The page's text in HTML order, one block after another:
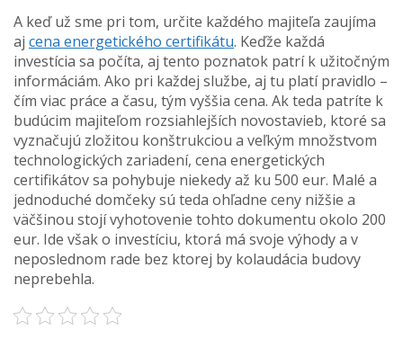
A keď už sme pri tom, určite každého majiteľa zaujíma
aj cena energetického certifikátu. Keďže každá
investícia sa počíta, aj tento poznatok patrí k užitočným
informáciám. Ako pri každej službe, aj tu platí pravidlo –
čím viac práce a času, tým vyššia cena. Ak teda patríte k
budúcim majiteľom rozsiahlejších novostavieb, ktoré sa
vyznačujú zložitou konštrukciou a veľkým množstvom
technologických zariadení, cena energetických
certifikátov sa pohybuje niekedy až ku 500 eur. Malé a
jednoduché domčeky sú teda ohľadne ceny nižšie a
väčšinou stojí vyhotovenie tohto dokumentu okolo 200
eur. Ide však o investíciu, ktorá má svoje výhody a v
neposlednom rade bez ktorej by kolaudácia budovy
neprebehla.